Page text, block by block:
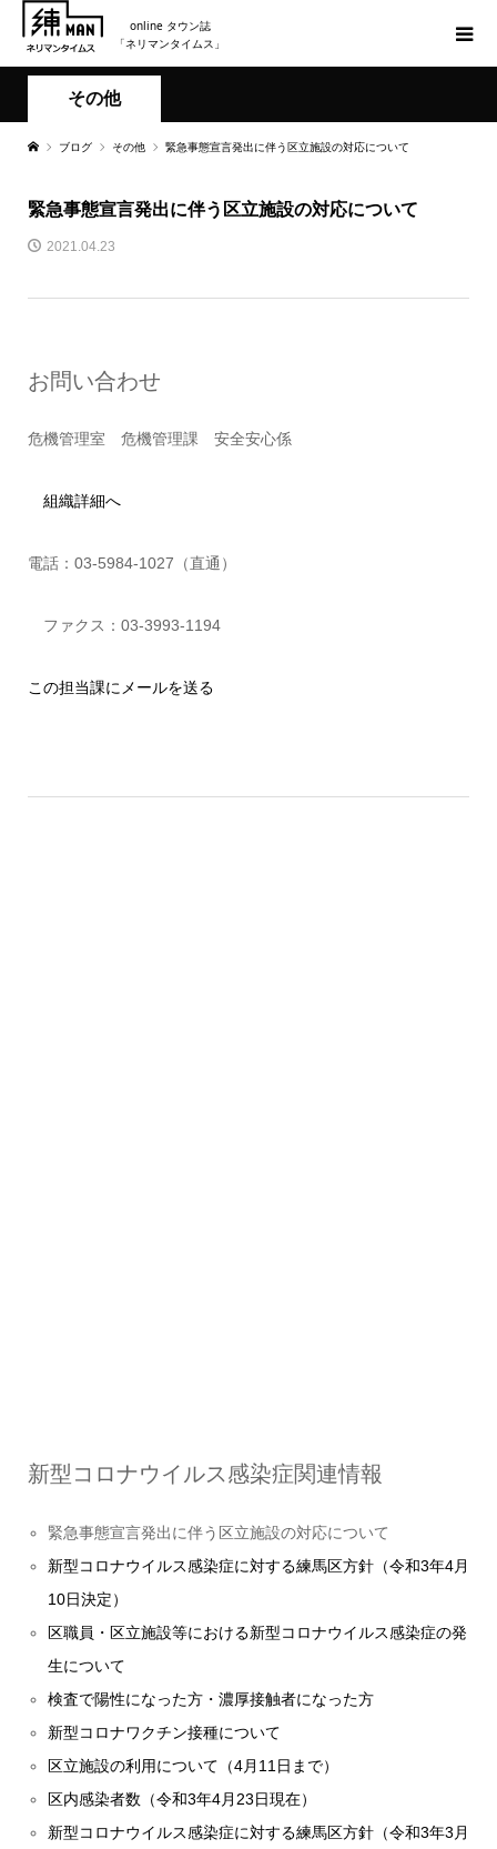
online タウン誌
「ネリマンタイムス」
その他
ブログ その他 緊急事態宣言発出に伴う区立施設の対応について
緊急事態宣言発出に伴う区立施設の対応について
2021.04.23
お問い合わせ
危機管理室 危機管理課 安全安心係
組織詳細へ
電話：03-5984-1027（直通）
ファクス：03-3993-1194
この担当課にメールを送る
新型コロナウイルス感染症関連情報
緊急事態宣言発出に伴う区立施設の対応について
新型コロナウイルス感染症に対する練馬区方針（令和3年4月
10日決定）
区職員・区立施設等における新型コロナウイルス感染症の発
生について
検査で陽性になった方・濃厚接触者になった方
新型コロナワクチン接種について
区立施設の利用について（4月11日まで）
区内感染者数（令和3年4月23日現在）
新型コロナウイルス感染症に対する練馬区方針（令和3年3月